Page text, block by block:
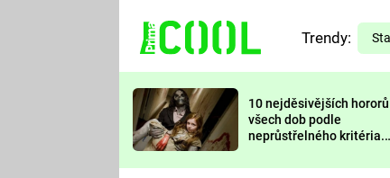
TŘESKU
FUTURAMA
PREDÁTOR
Trendy:
10 nejděsivějších hororů
všech dob podle
neprůstřelného kritéria.
nejvíc zvednou tep?